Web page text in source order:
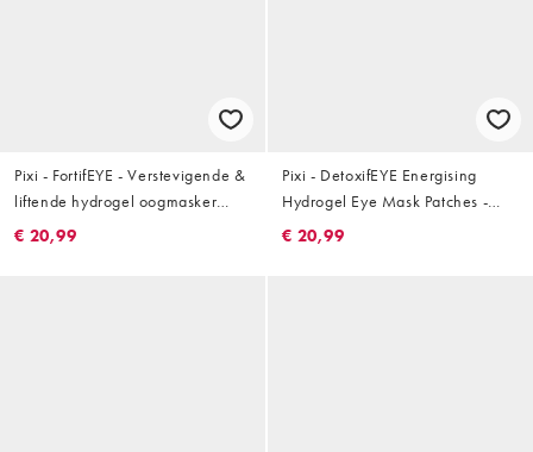
Pixi - FortifEYE - Verstevigende &
liftende hydrogel oogmasker
patches - 30 paar
€ 20,99
Pixi - DetoxifEYE Energising
Hydrogel Eye Mask Patches -
Oogpatches - 30 paar
€ 20,99